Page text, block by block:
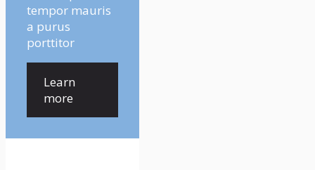
tempor mauris
a purus
porttitor
Learn
more